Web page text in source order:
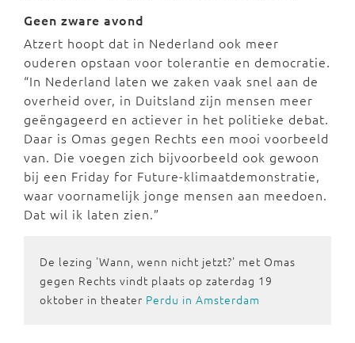
Geen zware avond
Atzert hoopt dat in Nederland ook meer
ouderen opstaan voor tolerantie en democratie.
“In Nederland laten we zaken vaak snel aan de
overheid over, in Duitsland zijn mensen meer
geëngageerd en actiever in het politieke debat.
Daar is Omas gegen Rechts een mooi voorbeeld
van. Die voegen zich bijvoorbeeld ook gewoon
bij een Friday for Future-klimaatdemonstratie,
waar voornamelijk jonge mensen aan meedoen.
Dat wil ik laten zien.”
De lezing 'Wann, wenn nicht jetzt?' met Omas
gegen Rechts vindt plaats op zaterdag 19
oktober in theater Perdu in Amsterdam